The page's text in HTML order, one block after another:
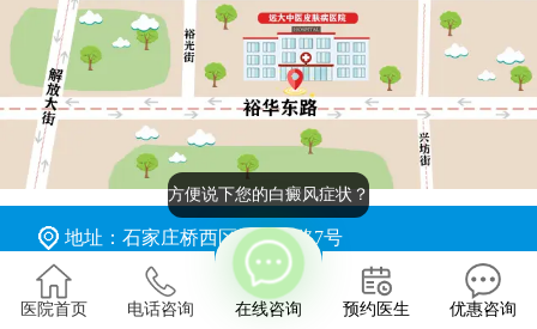
地址：石家庄桥西区裕华东路7号
版权所有：石家庄远大中医皮肤病医院
医院首页 电话咨询 在线咨询
方便说下您的白癜风症状？
预约医生 优惠咨询